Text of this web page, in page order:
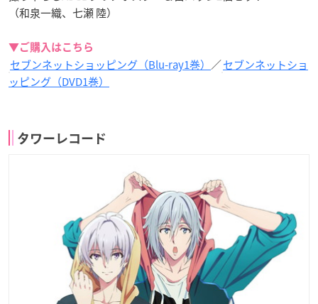
（和泉一織、七瀬 陸）
▼ご購入はこちら
セブンネットショッピング（Blu-ray1巻） ／セブンネットショ
ッピング（DVD1巻）
タワーレコード